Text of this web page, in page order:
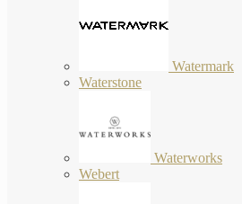
Watermark
Waterstone
Waterworks
Webert